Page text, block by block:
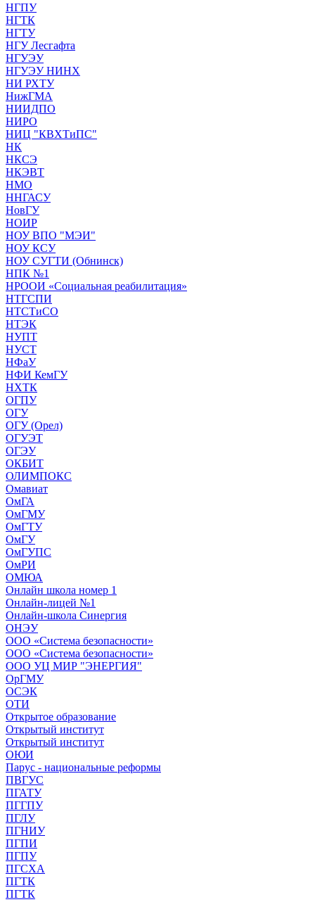
НГПУ
НГТК
НГТУ
НГУ Лесгафта
НГУЭУ
НГУЭУ НИНХ
НИ РХТУ
НижГМА
НИИДПО
НИРО
НИЦ "КВХТиПС"
НК
НКСЭ
НКЭВТ
НМО
ННГАСУ
НовГУ
НОИР
НОУ ВПО "МЭИ"
НОУ КСУ
НОУ СУГТИ (Обнинск)
НПК №1
НРООИ «Социальная реабилитация»
НТГСПИ
НТСТиСО
НТЭК
НУПТ
НУСТ
НФаУ
НФИ КемГУ
НХТК
ОГПУ
ОГУ
ОГУ (Орел)
ОГУЭТ
ОГЭУ
ОКБИТ
ОЛИМПОКС
Омавиат
ОмГА
ОмГМУ
ОмГТУ
ОмГУ
ОмГУПС
ОмРИ
ОМЮА
Онлайн школа номер 1
Онлайн-лицей №1
Онлайн-школа Синергия
ОНЭУ
ООО «Система безопасности»
ООО «Система безопасности»
ООО УЦ МИР "ЭНЕРГИЯ"
ОрГМУ
ОСЭК
ОТИ
Открытое образование
Открытый институт
Открытый институт
ОЮИ
Парус - национальные реформы
ПВГУС
ПГАТУ
ПГГПУ
ПГЛУ
ПГНИУ
ПГПИ
ПГПУ
ПГСХА
ПГТК
ПГТК